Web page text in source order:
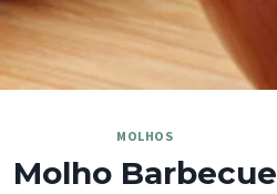
MOLHOS
Molho Barbecue